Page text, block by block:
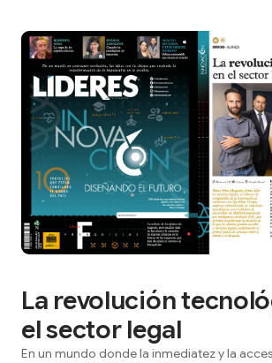
La revolución
el sector legal
En un mundo donde la inmediatez y la